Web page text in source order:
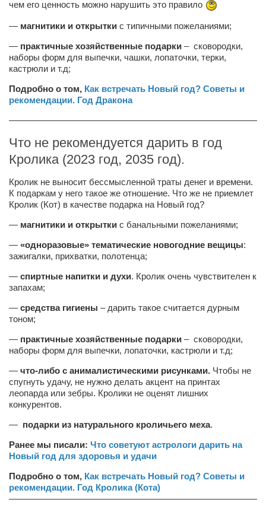
Режиссёры
Художники
Надія Белокур
Анна Гидора
Леонтий Костур
Римма Миленкова
Александр Садовский
Сергей Степанов
Анна Черненко
Марина Фенота
Гостиная
Он и Она
Фестиваль. Конкурс «Колибри» 2017
Конкурс «Колибри» 2016
Конкурс «Колибри» 2014
Литературный конкурс «Я люблю Украину»
Конкурс «Колибри — детям!» 2014
Конкурс «Колибри» 2013
Интервью
Афиша
Афиша Киев
Афиша Сумы
чем его ценность можно нарушить это правило
— магнитики и открытки с типичными пожеланиями;
— практичные хозяйственные подарки – сковородки,
наборы форм для выпечки, чашки, лопаточки, терки,
кастрюли и т.д;
Подробно о том, Как встречать Новый год? Советы и
рекомендации. Год Дракона
Что не рекомендуется дарить в год
Кролика (2023 год, 2035 год).
Кролик не выносит бессмысленной траты денег и времени.
К подаркам у него такое же отношение. Что же не приемлет
Кролик (Кот) в качестве подарка на Новый год?
— магнитики и открытки с банальными пожеланиями;
— «одноразовые» тематические новогодние вещицы:
зажигалки, прихватки, полотенца;
— спиртные напитки и духи. Кролик очень чувствителен к
запахам;
— средства гигиены – дарить такое считается дурным
тоном;
— практичные хозяйственные подарки – сковородки,
наборы форм для выпечки, лопаточки, кастрюли и т.д;
— что-либо с анималистическими рисунками. Чтобы не
спугнуть удачу, не нужно делать акцент на принтах
леопарда или зебры. Кролики не оценят лишних
конкурентов.
— подарки из натурального кроличьего меха.
Ранее мы писали: Что советуют астрологи дарить на
Новый год для здоровья и удачи
Подробно о том, Как встречать Новый год? Советы и
рекомендации. Год Кролика (Кота)